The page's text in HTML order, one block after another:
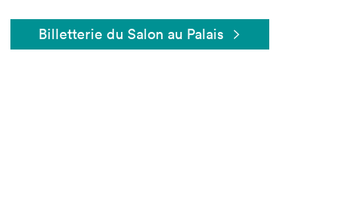
Billetterie du Salon au Palais